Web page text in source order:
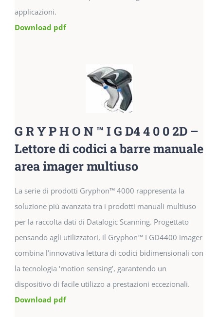
applicazioni.
Download pdf
G R Y P H O N ™ I G D4 4 0 0 2D –
Lettore di codici a barre manuale
area imager multiuso
La serie di prodotti Gryphon™ 4000 rappresenta la
soluzione più avanzata tra i prodotti manuali multiuso
per la raccolta dati di Datalogic Scanning. Progettato
pensando agli utilizzatori, il Gryphon™ I GD4400 imager
combina l’innovativa lettura di codici bidimensionali con
la tecnologia ‘motion sensing’, garantendo un
dispositivo di facile utilizzo a prestazioni eccezionali.
Download pdf